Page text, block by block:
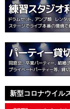
新型コロナウイル